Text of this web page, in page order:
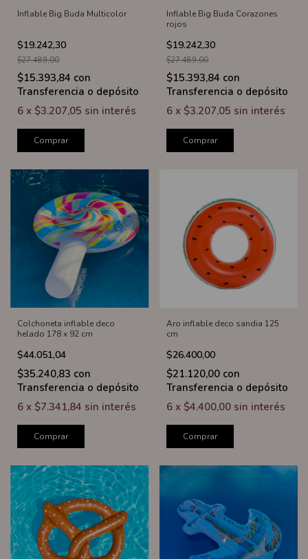
Inflable Big Buda Multicolor
$19.242,30
$27.489,00
$15.393,84 con
Transferencia o depósito
6 x $3.207,05 sin interés
Comprar
Inflable Big Buda Corazones
rojos
$19.242,30
$27.489,00
$15.393,84 con
Transferencia o depósito
6 x $3.207,05 sin interés
Comprar
Colchoneta inflable deco
helado 178 x 92 cm
$44.051,04
$35.240,83 con
Transferencia o depósito
6 x $7.341,84 sin interés
Comprar
Aro inflable deco sandia 125
cm
$26.400,00
$21.120,00 con
Transferencia o depósito
6 x $4.400,00 sin interés
Comprar